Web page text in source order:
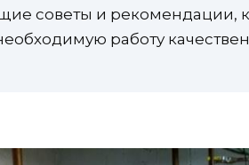
советы и рекомендации,
работу